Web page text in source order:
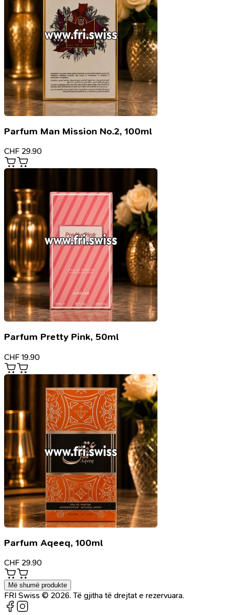
Parfum Man Mission No.2, 100ml
CHF 29.90
Parfum Pretty Pink, 50ml
CHF 19.90
Parfum Aqeeq, 100ml
CHF 29.90
Më shumë produkte
FRI Swiss © 2026. Të gjitha të drejtat e rezervuara.